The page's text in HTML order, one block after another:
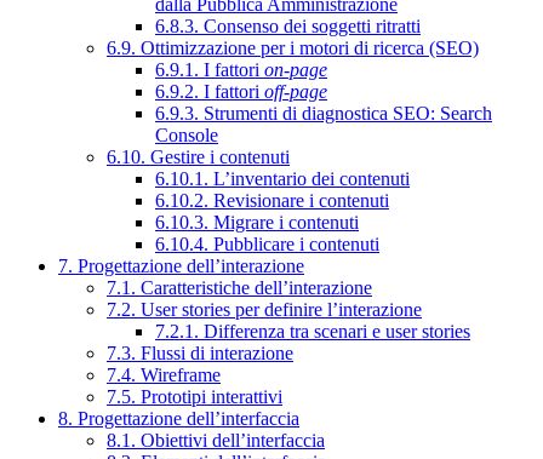
dalla Pubblica Amministrazione
6.8.3. Consenso dei soggetti ritratti
6.9. Ottimizzazione per i motori di ricerca (SEO)
6.9.1. I fattori on-page
6.9.2. I fattori off-page
6.9.3. Strumenti di diagnostica SEO: Search
Console
6.10. Gestire i contenuti
6.10.1. L’inventario dei contenuti
6.10.2. Revisionare i contenuti
6.10.3. Migrare i contenuti
6.10.4. Pubblicare i contenuti
7. Progettazione dell’interazione
7.1. Caratteristiche dell’interazione
7.2. User stories per definire l’interazione
7.2.1. Differenza tra scenari e user stories
7.3. Flussi di interazione
7.4. Wireframe
7.5. Prototipi interattivi
8. Progettazione dell’interfaccia
8.1. Obiettivi dell’interfaccia